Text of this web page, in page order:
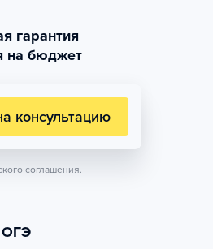
гарантия
на бюджет
консультацию
соглашения.
ОГЭ